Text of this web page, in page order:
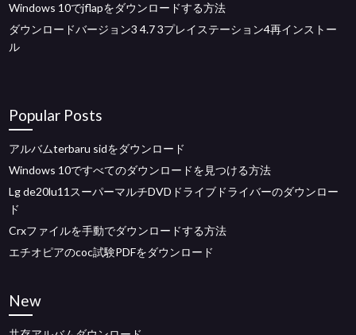
Windows 10でjflapをダウンロードする方法
ダウンロードバージョン3 4.7 3プレイステーション4再インストー
ル
Popular Posts
アルバムterbaru sidをダウンロード
Windows 10ですべてのダウンロードを見つける方法
Lg de20lu11スーパーマルチDVDドライブドライバーのダウンロー
ド
Crxファイルを手動でダウンロードする方法
エチオピアのcoc試験PDFをダウンロード
New